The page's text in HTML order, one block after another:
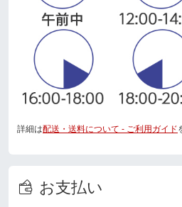
詳細は配送・送料について - ご利用ガイド
お支払い